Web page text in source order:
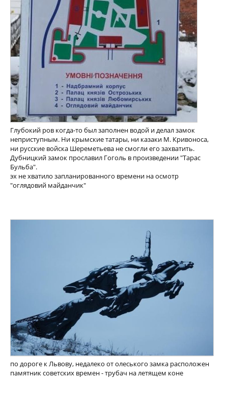
Глубокий ров когда-то был заполнен водой и делал замок
неприступным. Ни крымские татары, ни казаки М. Кривоноса,
ни русские войска Шереметьева не смогли его захватить.
Дубницкий замок прославил Гоголь в произведении "Тарас
Бульба".
эх не хватило запланированного времени на осмотр
"оглядовий майданчик"
по дороге к Львову, недалеко от олеського замка расположен
памятник советских времен - трубач на летящем коне